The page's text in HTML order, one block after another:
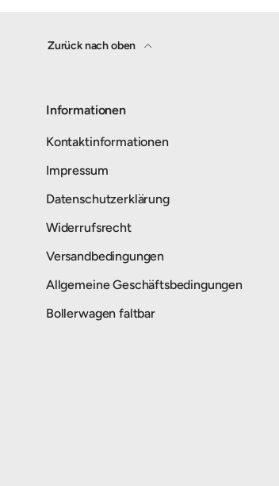
Zurück nach oben
Informationen
Kontaktinformationen
Impressum
Datenschutzerklärung
Widerrufsrecht
Versandbedingungen
Allgemeine Geschäftsbedingungen
Bollerwagen faltbar